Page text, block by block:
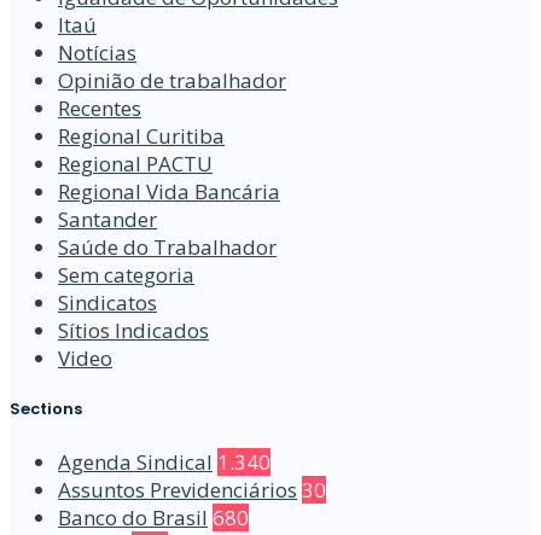
Itaú
Notícias
Opinião de trabalhador
Recentes
Regional Curitiba
Regional PACTU
Regional Vida Bancária
Santander
Saúde do Trabalhador
Sem categoria
Sindicatos
Sítios Indicados
Video
Sections
Agenda Sindical 1.340
Assuntos Previdenciários 30
Banco do Brasil 680